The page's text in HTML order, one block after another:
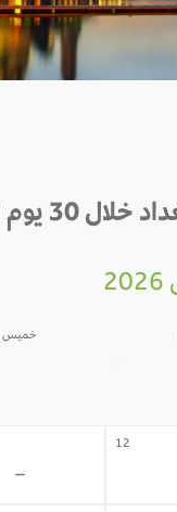
يوم القادمة
خميس
12
-